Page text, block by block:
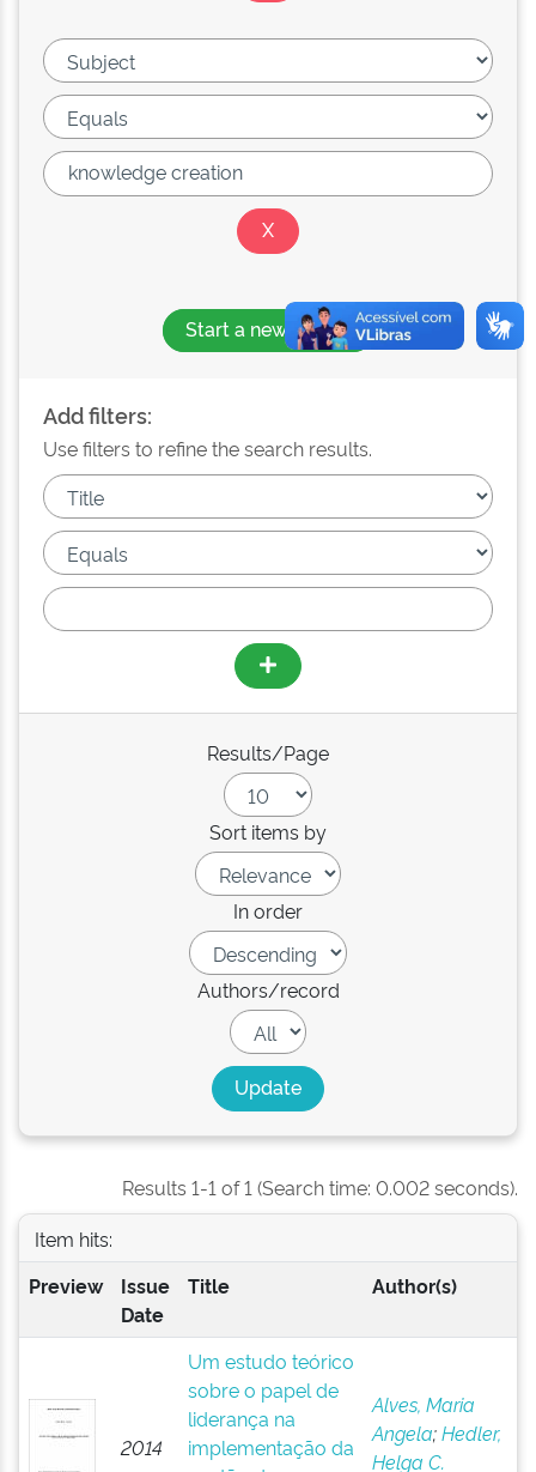
Start a new search
Add filters:
Use filters to refine the search results.
Results/Page
Sort items by
In order
Authors/record
Results 1-1 of 1 (Search time: 0.002 seconds).
Item hits:
Preview
Issue
Date
Title Author(s)
2014
Um estudo teórico
sobre o papel de
liderança na
implementação da
Alves, Maria
Angela;Hedler,
Helga C.